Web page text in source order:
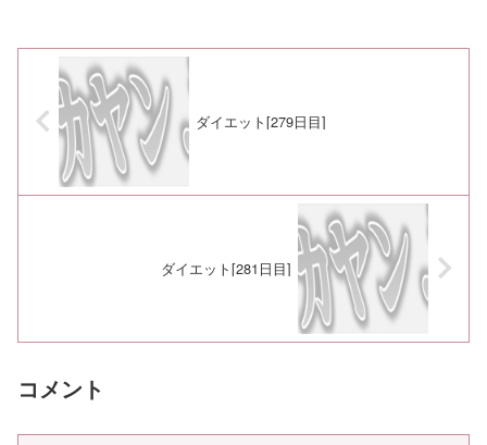
ダイエット[279日目]
ダイエット[281日目]
コメント